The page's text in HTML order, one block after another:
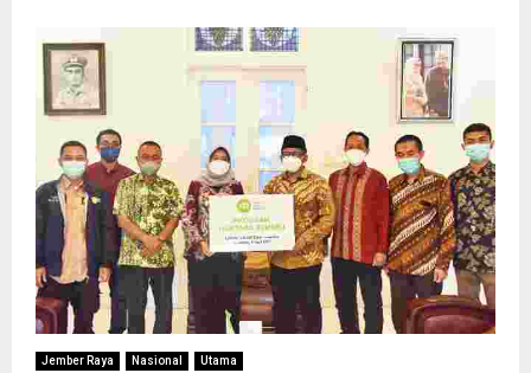
Jember Raya Nasional Utama